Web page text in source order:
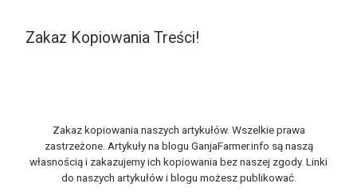
Zakaz Kopiowania Treści!
Zakaz kopiowania naszych artykułów. Wszelkie prawa
zastrzeżone. Artykuły na blogu GanjaFarmer.info są naszą
własnością i zakazujemy ich kopiowania bez naszej zgody. Linki
do naszych artykułów i blogu możesz publikować.